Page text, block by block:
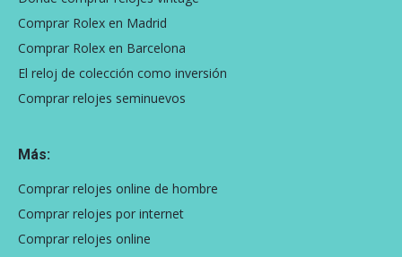
Comprar Rolex en Madrid
Comprar Rolex en Barcelona
El reloj de colección como inversión
Comprar relojes seminuevos
Más:
Comprar relojes online de hombre
Comprar relojes por internet
Comprar relojes online